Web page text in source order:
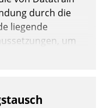
durch die
liegende
um
und weitere